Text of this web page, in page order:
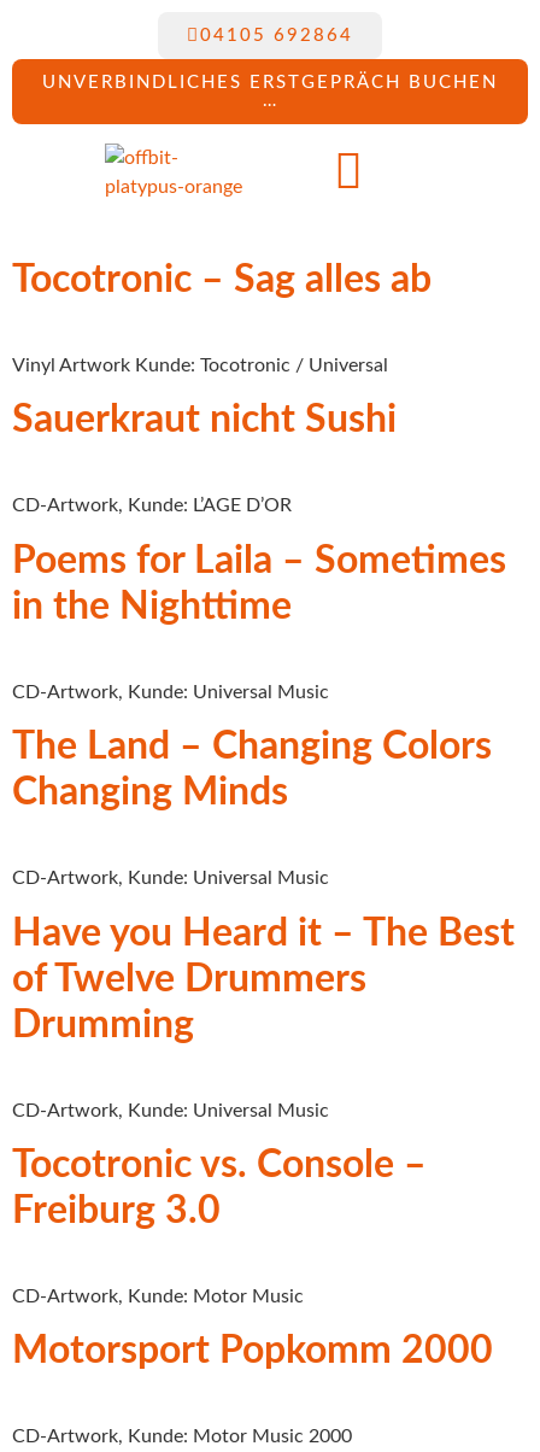
UNVERBINDLICHES ERSTGEPRÄCH BUCHEN
…
04105 692864
Tocotronic – Sag alles ab
Vinyl Artwork Kunde: Tocotronic / Universal
Sauerkraut nicht Sushi
CD-Artwork, Kunde: L’AGE D’OR
Poems for Laila – Sometimes
in the Nighttime
CD-Artwork, Kunde: Universal Music
The Land – Changing Colors
Changing Minds
CD-Artwork, Kunde: Universal Music
Have you Heard it – The Best
of Twelve Drummers
Drumming
CD-Artwork, Kunde: Universal Music
Tocotronic vs. Console –
Freiburg 3.0
CD-Artwork, Kunde: Motor Music
Motorsport Popkomm 2000
CD-Artwork, Kunde: Motor Music 2000